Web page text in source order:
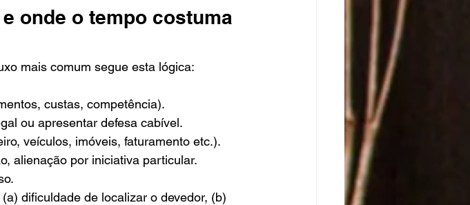
onde o tempo costuma
mais comum segue esta lógica:
custas, competência).
ou apresentar defesa cabível.
veículos, imóveis, faturamento etc.).
alienação por iniciativa particular.
dificuldade de localizar o devedor, (b)